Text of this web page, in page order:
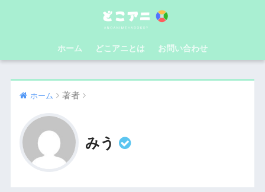
ホーム どこアニとは お問い合わせ
ホーム 著者
みう